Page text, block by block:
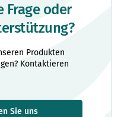
Frage oder
Produkten
Kontaktieren
Sie uns